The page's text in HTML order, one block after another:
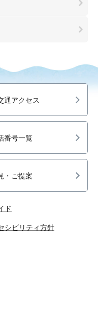
通アクセス
番号一覧
・ご提案
ド
シビリティ方針